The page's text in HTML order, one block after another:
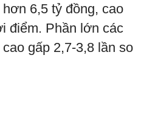
hơn 6,5 tỷ đồng, cao
điểm. Phần lớn các
gấp 2,7-3,8 lần so